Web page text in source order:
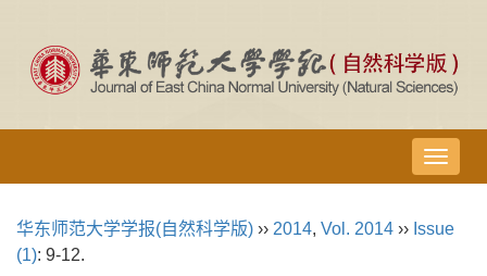
导
航
换
华东师范大学学报(自然科学版) ›› 2014, Vol. 2014 ›› Issue
(1): 9-12.